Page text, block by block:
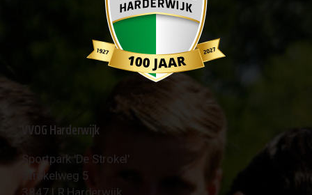
VVOG Harderwijk
Sportpark 'De Strokel'
Strokelweg 5
3847 LR Harderwijk